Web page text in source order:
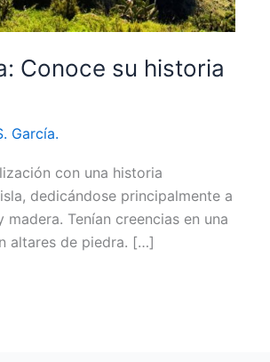
Conoce su historia
García.
con una historia
dedicándose principalmente a
Tenían creencias en una
altares de piedra. […]